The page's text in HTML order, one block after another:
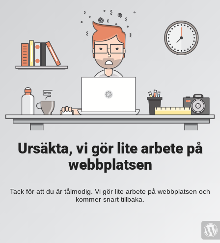
Ursäkta, vi gör lite arbete på
webbplatsen
Tack för att du är tålmodig. Vi gör lite arbete på webbplatsen och
kommer snart tillbaka.